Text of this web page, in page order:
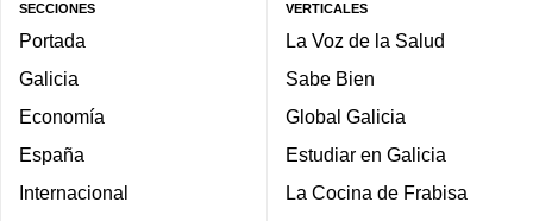
SECCIONES
Portada
Galicia
Economía
España
Internacional
VERTICALES
La Voz de la Salud
Sabe Bien
Global Galicia
Estudiar en Galicia
La Cocina de Frabisa